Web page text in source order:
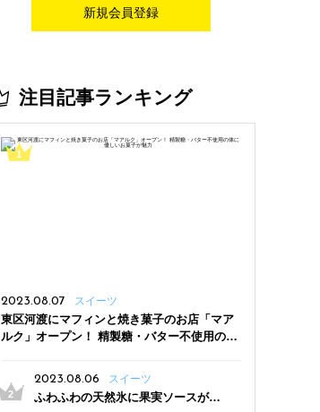
新規会員登録
注目記事ランキング
2023.08.07 スイーツ
東区河渡にマフィンと焼き菓子のお店「マア
ルク」オープン！ 精製糖・バター不使用の体
2023.08.06
スイーツ
ふわふわの天然氷に果実ソースがた